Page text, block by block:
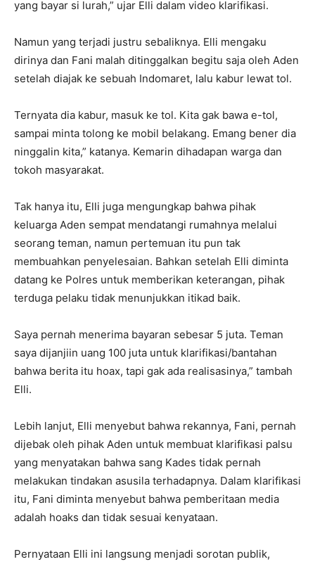
yang bayar si lurah,” ujar Elli dalam video klarifikasi.
Namun yang terjadi justru sebaliknya. Elli mengaku
dirinya dan Fani malah ditinggalkan begitu saja oleh Aden
setelah diajak ke sebuah Indomaret, lalu kabur lewat tol.
Ternyata dia kabur, masuk ke tol. Kita gak bawa e-tol,
sampai minta tolong ke mobil belakang. Emang bener dia
ninggalin kita,” katanya. Kemarin dihadapan warga dan
tokoh masyarakat.
Tak hanya itu, Elli juga mengungkap bahwa pihak
keluarga Aden sempat mendatangi rumahnya melalui
seorang teman, namun pertemuan itu pun tak
membuahkan penyelesaian. Bahkan setelah Elli diminta
datang ke Polres untuk memberikan keterangan, pihak
terduga pelaku tidak menunjukkan itikad baik.
Saya pernah menerima bayaran sebesar 5 juta. Teman
saya dijanjiin uang 100 juta untuk klarifikasi/bantahan
bahwa berita itu hoax, tapi gak ada realisasinya,” tambah
Elli.
Lebih lanjut, Elli menyebut bahwa rekannya, Fani, pernah
dijebak oleh pihak Aden untuk membuat klarifikasi palsu
yang menyatakan bahwa sang Kades tidak pernah
melakukan tindakan asusila terhadapnya. Dalam klarifikasi
itu, Fani diminta menyebut bahwa pemberitaan media
adalah hoaks dan tidak sesuai kenyataan.
Pernyataan Elli ini langsung menjadi sorotan publik,